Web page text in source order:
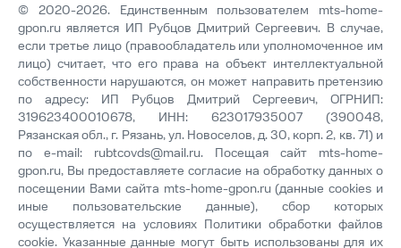
© 2020-2026. Единственным пользователем mts-home-
gpon.ru является ИП Рубцов Дмитрий Сергеевич. В случае,
если третье лицо (правообладатель или уполномоченное им
лицо) считает, что его права на объект интеллектуальной
собственности нарушаются, он может направить претензию
по адресу: ИП Рубцов Дмитрий Сергеевич, ОГРНИП:
319623400010678, ИНН: 623017935007 (390048,
Рязанская обл., г. Рязань, ул. Новоселов, д. 30, корп. 2, кв. 71) и
по e-mail: rubtcovds@mail.ru. Посещая сайт mts-home-
gpon.ru, Вы предоставляете согласие на обработку данных о
посещении Вами сайта mts-home-gpon.ru (данные cookies и
иные пользовательские данные), сбор которых
осуществляется на условиях Политики обработки файлов
cookie. Указанные данные могут быть использованы для их